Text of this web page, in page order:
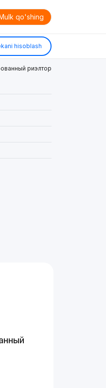
qo'shing
hisoblash
риэлтор